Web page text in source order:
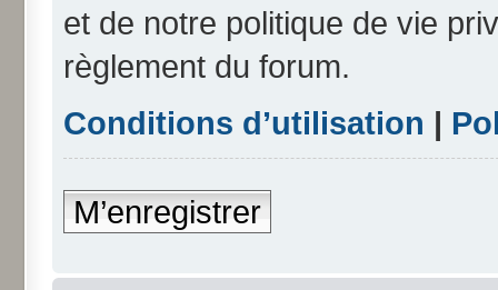
et de notre politique de vie
règlement du forum.
Conditions d’utilisation |
M’enregistrer